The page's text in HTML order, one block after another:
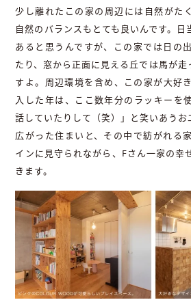
少し離れたこの家の周辺には自然がた
自然のバランスもとても良いんです。日
あると思うんですが、この家では日の
たり、窓から正面に見える丘では馬が走
すよ。周辺環境を含め、この家が大好
入した年は、ここ数年分のラッキーを
話していたりして（笑）」と笑いあうお
広がった住まいと、その中で紡がれる
インに見守られながら、Fさん一家の幸
きます。